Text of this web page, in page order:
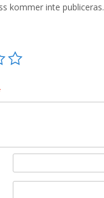
kommer inte publiceras.